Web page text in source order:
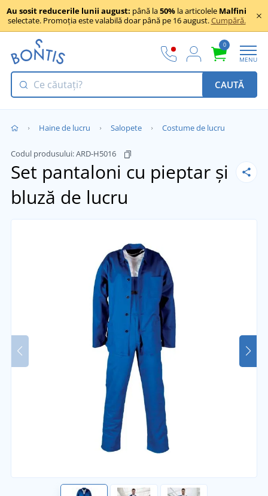
Au sosit reducerile lunii august: până la50% la articolele Malfini
selectate. Promoția este valabilă doar până pe 16 august.Cumpără.
0
MENU
CAUTĂ
Haine de lucru Salopete Costume de lucru
Codul produsului:ARD-H5016
Set pantaloni cu pieptar și
bluză de lucru